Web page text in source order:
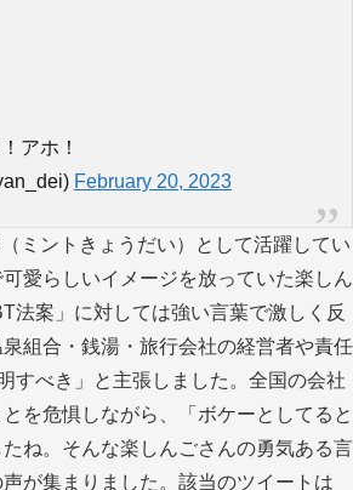
アホ！
February 20, 2023
ミントきょうだい）として活躍してい
愛らしいイメージを放っていた楽しん
法案」に対しては強い言葉で激しく反
組合・銭湯・旅行会社の経営者や責任
すべき」と主張しました。全国の会社
を危惧しながら、「ボケーとしてると
ね。そんな楽しんごさんの勇気ある言
が集まりました。該当のツイートは